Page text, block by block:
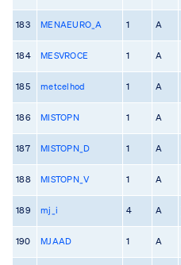
183 MENAEURO_A 1 A
184 MESVROCE 1 A
185 metcelhod 1 A
186 MISTOPN 1 A
187 MISTOPN_D 1 A
188 MISTOPN_V 1 A
189 mj_i 4 A
190 MJAAD 1 A